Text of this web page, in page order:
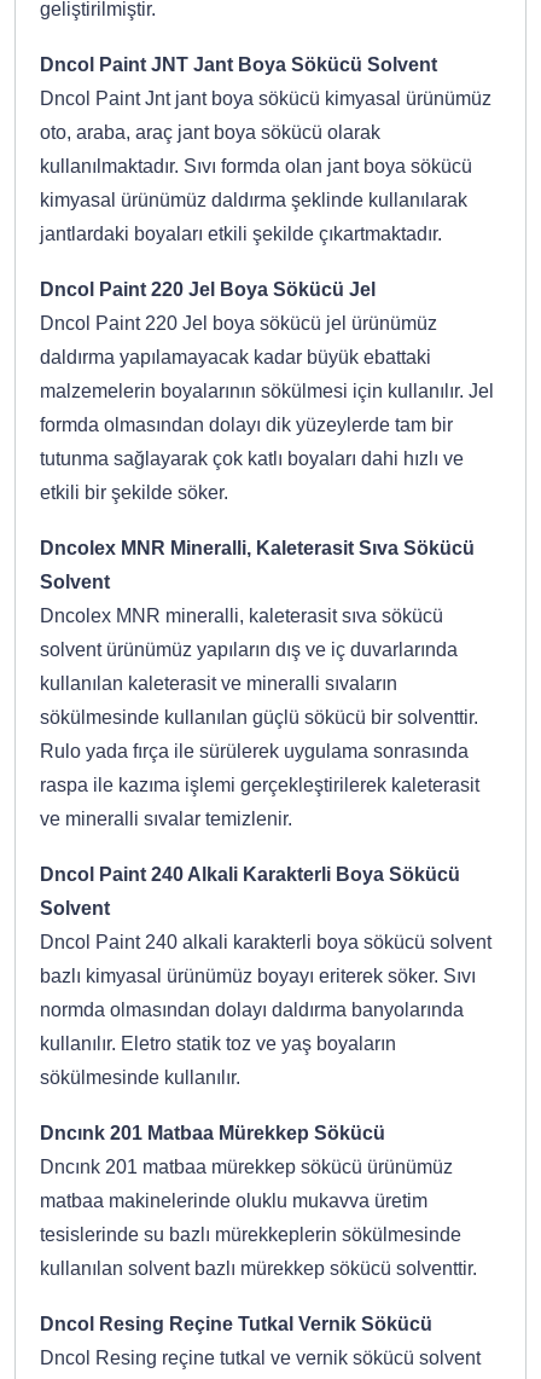
geliştirilmiştir.
Dncol Paint JNT Jant Boya Sökücü Solvent
Dncol Paint Jnt jant boya sökücü kimyasal ürünümüz
oto, araba, araç jant boya sökücü olarak
kullanılmaktadır. Sıvı formda olan jant boya sökücü
kimyasal ürünümüz daldırma şeklinde kullanılarak
jantlardaki boyaları etkili şekilde çıkartmaktadır.
Dncol Paint 220 Jel Boya Sökücü Jel
Dncol Paint 220 Jel boya sökücü jel ürünümüz
daldırma yapılamayacak kadar büyük ebattaki
malzemelerin boyalarının sökülmesi için kullanılır. Jel
formda olmasından dolayı dik yüzeylerde tam bir
tutunma sağlayarak çok katlı boyaları dahi hızlı ve
etkili bir şekilde söker.
Dncolex MNR Mineralli, Kaleterasit Sıva Sökücü
Solvent
Dncolex MNR mineralli, kaleterasit sıva sökücü
solvent ürünümüz yapıların dış ve iç duvarlarında
kullanılan kaleterasit ve mineralli sıvaların
sökülmesinde kullanılan güçlü sökücü bir solventtir.
Rulo yada fırça ile sürülerek uygulama sonrasında
raspa ile kazıma işlemi gerçekleştirilerek kaleterasit
ve mineralli sıvalar temizlenir.
Dncol Paint 240 Alkali Karakterli Boya Sökücü
Solvent
Dncol Paint 240 alkali karakterli boya sökücü solvent
bazlı kimyasal ürünümüz boyayı eriterek söker. Sıvı
normda olmasından dolayı daldırma banyolarında
kullanılır. Eletro statik toz ve yaş boyaların
sökülmesinde kullanılır.
Dncınk 201 Matbaa Mürekkep Sökücü
Dncınk 201 matbaa mürekkep sökücü ürünümüz
matbaa makinelerinde oluklu mukavva üretim
tesislerinde su bazlı mürekkeplerin sökülmesinde
kullanılan solvent bazlı mürekkep sökücü solventtir.
Dncol Resing Reçine Tutkal Vernik Sökücü
Dncol Resing reçine tutkal ve vernik sökücü solvent